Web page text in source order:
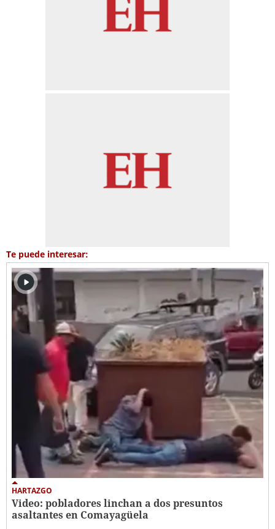
Te puede interesar:
HARTAZGO
Video: pobladores linchan a dos presuntos
asaltantes en Comayagüela